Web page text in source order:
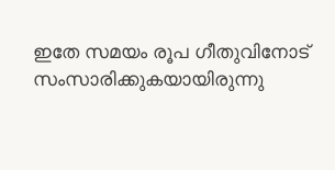
ഇതേ സമയം രൂപ ഗീതുവിനോട്‌
സംസാരിക്കുകയായിരുന്നു